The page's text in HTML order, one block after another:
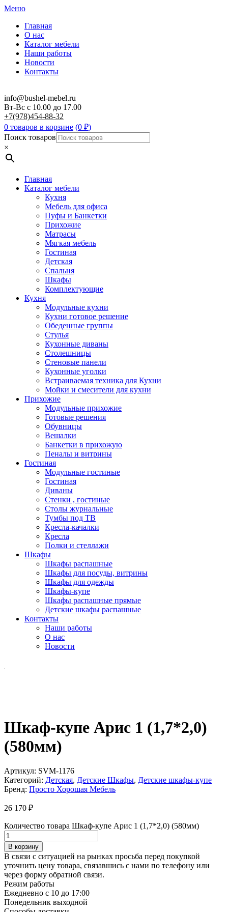
Меню
Главная
О нас
Каталог мебели
Наши работы
Новости
Контакты
info@bushel-mebel.ru
Вт-Вс c 10.00 до 17.00
+7(978)454-88-32
0 товаров в корзине (0 ₽)
Поиск товаров
×
Главная
Каталог мебели
Кухня
Мебель для офиса
Пуфы и Банкетки
Прихожие
Матрасы
Мягкая мебель
Гостиная
Детская
Спальня
Шкафы
Комплектующие
Кухня
Модульные кухни
Кухни готовое решение
Обеденные группы
Стулья
Кухонные диваны
Столешницы
Стеновые панели
Кухонные уголки
Встраиваемая техника для Кухни
Мойки и смесители для кухни
Прихожие
Модульные прихожие
Готовые решения
Обувницы
Вешалки
Банкетки в прихожую
Пеналы и витрины
Гостиная
Модульные гостиные
Гостиная
Диваны
Стенки , гостиные
Столы журнальные
Тумбы под ТВ
Кресла-качалки
Кресла
Полки и стеллажи
Шкафы
Шкафы распашные
Шкафы для посуды, витрины
Шкафы для одежды
Шкафы-купе
Шкафы распашные прямые
Детские шкафы распашные
Контакты
Наши работы
О нас
Новости
Шкаф-купе Арис 1 (1,7*2,0)
(580мм)
Артикул: SVM-1176
Категорий: Детская, Детские Шкафы, Детские шкафы-купе
Бренд: Просто Хорошая Мебель
26 170 ₽
Количество товара Шкаф-купе Арис 1 (1,7*2,0) (580мм)
В корзину
В связи с ситуацией на рынках просьба перед покупкой
уточнить цену товара, связавшись с нами по телефону или
через форму обратной связи.
Режим работы
Ежедневно с 10 до 17:00
Понедельник выходной